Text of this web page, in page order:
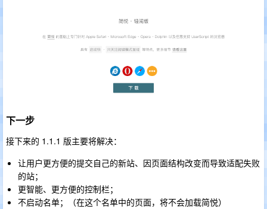
下一步
接下来的 1.1.1 版主要将解决：
让用户更方便的提交自己的新站、因页面结构改变而导致适配失败
的站；
更智能、更方便的控制栏；
不启动名单；（在这个名单中的页面，将不会加载简悦）